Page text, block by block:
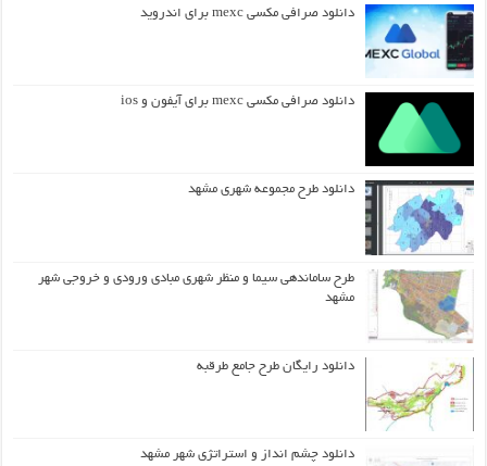
دانلود صرافی مکسی mexc برای اندروید
دانلود صرافی مکسی mexc برای آیفون و ios
دانلود طرح مجموعه شهری مشهد
طرح ساماندهی سیما و منظر شهری مبادی ورودی و خروجی شهر
مشهد
دانلود رایگان طرح جامع طرقبه
دانلود چشم انداز و استراتژی شهر مشهد